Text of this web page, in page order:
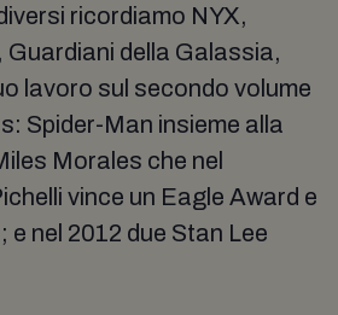
ricordiamo NYX,
Guardiani della Galassia,
lavoro sul secondo volume
Spider-Man insieme alla
Morales che nel
vince un Eagle Award e
e nel 2012 due Stan Lee